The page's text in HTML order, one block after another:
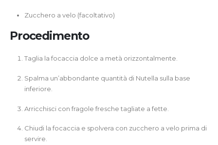
Zucchero a velo (facoltativo)
Procedimento
Taglia la focaccia dolce a metà orizzontalmente.
Spalma un’abbondante quantità di Nutella sulla base
inferiore.
Arricchisci con fragole fresche tagliate a fette.
Chiudi la focaccia e spolvera con zucchero a velo prima di
servire.